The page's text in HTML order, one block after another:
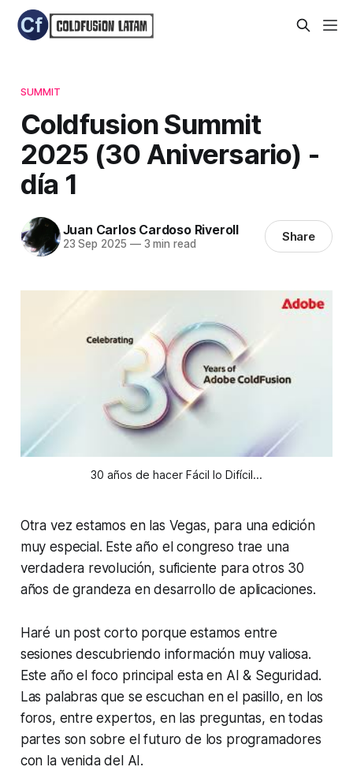
SUMMIT
Coldfusion Summit
2025 (30 Aniversario) -
día 1
Juan Carlos Cardoso Riveroll
23 Sep 2025 —3 min read Share
30 años de hacer Fácil lo Difícil...
Otra vez estamos en las Vegas, para una edición
muy especial. Este año el congreso trae una
verdadera revolución, suficiente para otros 30
años de grandeza en desarrollo de aplicaciones.
Haré un post corto porque estamos entre
sesiones descubriendo información muy valiosa.
Este año el foco principal esta en AI & Seguridad.
Las palabras que se escuchan en el pasillo, en los
foros, entre expertos, en las preguntas, en todas
partes son sobre el futuro de los programadores
con la venida del AI.